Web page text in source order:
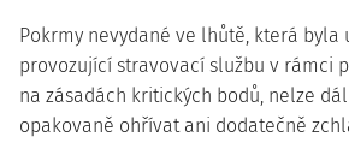
Pokrmy nevydané ve lhůtě, která byla
provozující stravovací službu v rámci
na zásadách kritických bodů, nelze
opakovaně ohřívat ani dodatečně